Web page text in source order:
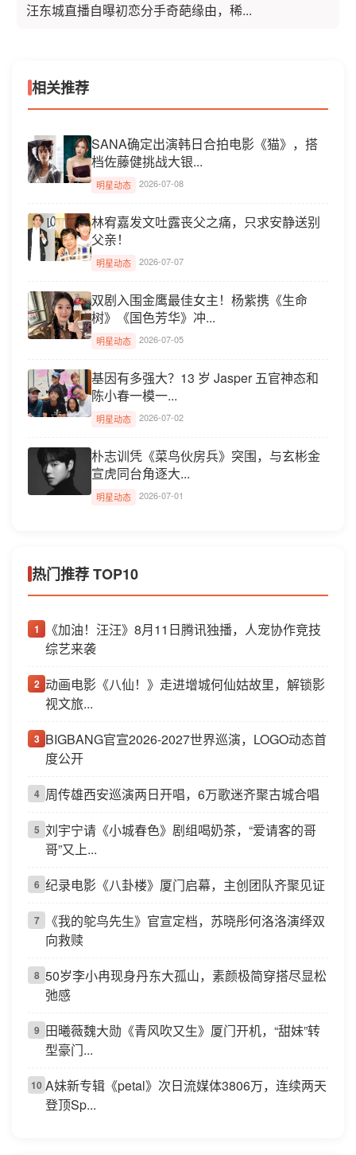
汪东城直播自曝初恋分手奇葩缘由，稀...
相关推荐
SANA确定出演韩日合拍电影《猫》，搭
档佐藤健挑战大银...
明星动态 2026-07-08
林宥嘉发文吐露丧父之痛，只求安静送别
父亲！
明星动态 2026-07-07
双剧入围金鹰最佳女主！杨紫携《生命
树》《国色芳华》冲...
明星动态 2026-07-05
基因有多强大？13 岁 Jasper 五官神态和
陈小春一模一...
明星动态 2026-07-02
朴志训凭《菜鸟伙房兵》突围，与玄彬金
宣虎同台角逐大...
明星动态 2026-07-01
热门推荐 TOP10
1
《加油！汪汪》8月11日腾讯独播，人宠协作竞技
综艺来袭
2 动画电影《八仙！》走进增城何仙姑故里，解锁影
视文旅...
3 BIGBANG官宣2026-2027世界巡演，LOGO动态首
度公开
4 周传雄西安巡演两日开唱，6万歌迷齐聚古城合唱
5 刘宇宁请《小城春色》剧组喝奶茶，“爱请客的哥
哥”又上...
6 纪录电影《八卦楼》厦门启幕，主创团队齐聚见证
7
《我的鸵鸟先生》官宣定档，苏晓彤何洛洛演绎双
向救赎
8 50岁李小冉现身丹东大孤山，素颜极简穿搭尽显松
弛感
9 田曦薇魏大勋《青风吹又生》厦门开机，“甜妹”转
型豪门...
10 A妹新专辑《petal》次日流媒体3806万，连续两天
登顶Sp...